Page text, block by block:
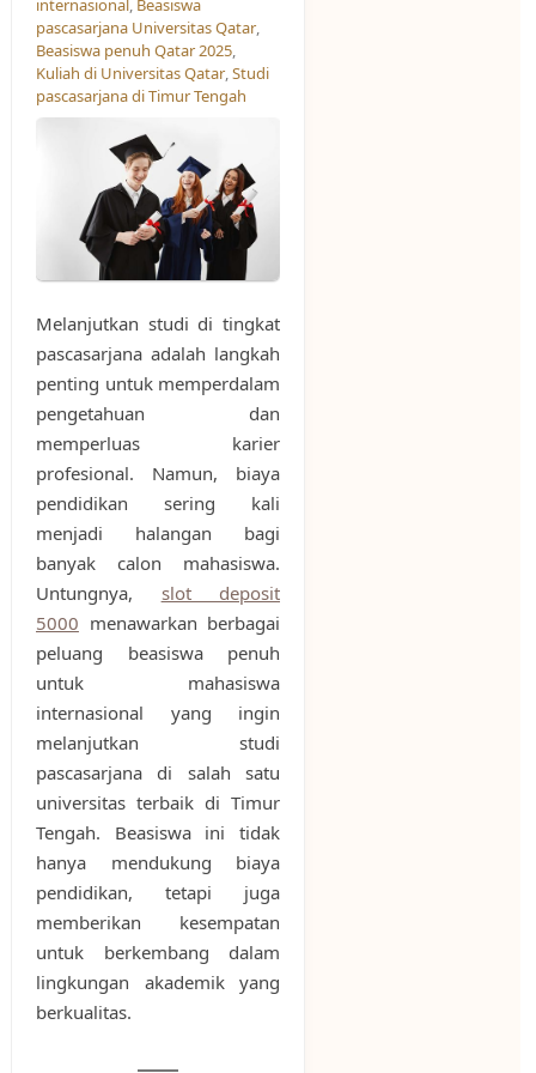
internasional , Beasiswa
pascasarjana Universitas Qatar,
Beasiswa penuh Qatar 2025,
Kuliah di Universitas Qatar,Studi
pascasarjana di Timur Tengah
Melanjutkan studi di tingkat
pascasarjana adalah langkah
penting untuk memperdalam
pengetahuan dan
memperluas karier
profesional. Namun, biaya
pendidikan sering kali
menjadi halangan bagi
banyak calon mahasiswa.
Untungnya, slot deposit
5000 menawarkan berbagai
peluang beasiswa penuh
untuk mahasiswa
internasional yang ingin
melanjutkan studi
pascasarjana di salah satu
universitas terbaik di Timur
Tengah. Beasiswa ini tidak
hanya mendukung biaya
pendidikan, tetapi juga
memberikan kesempatan
untuk berkembang dalam
lingkungan akademik yang
berkualitas.